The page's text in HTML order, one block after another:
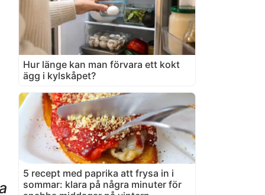
Hur länge kan man förvara ett kokt
ägg i kylskåpet?
5 recept med paprika att frysa in i
sommar: klara på några minuter för